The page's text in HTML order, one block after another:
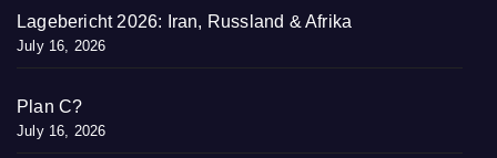
Lagebericht 2026: Iran, Russland & Afrika
July 16, 2026
Plan C?
July 16, 2026